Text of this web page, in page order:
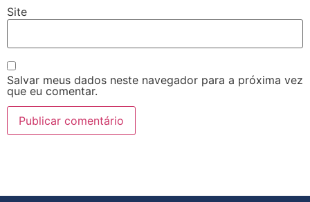
Site
Salvar meus dados neste navegador para a próxima vez
que eu comentar.